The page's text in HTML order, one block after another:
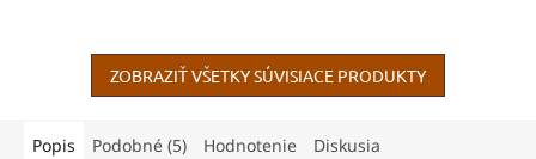
a tiež ideálny cestovný
spoločník na prípravu kávy,
ZOBRAZIŤ VŠETKY SÚVISIACE PRODUKTY
Popis Podobné (5) Hodnotenie Diskusia